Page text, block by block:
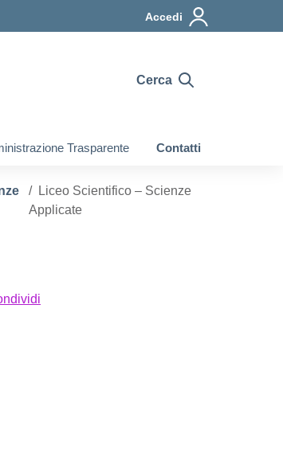
Accedi
Cerca
Trasparente Contatti
Liceo Scientifico – Scienze
Applicate